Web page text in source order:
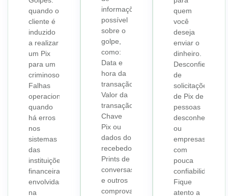
quando o
cliente é
induzido
a realizar
um Pix
para um
criminoso.
Falhas
operacionais:
quando
há erros
nos
sistemas
das
instituições
financeiras
envolvidas
na
informações
possível
sobre o
golpe,
como:
Data e
hora da
transação.
Valor da
transação.
Chave
Pix ou
dados do
recebedor.
Prints de
conversas
e outros
comprovantes.
quem
você
deseja
enviar o
dinheiro.
Desconfie
de
solicitações
de Pix de
pessoas
desconhecidas
ou
empresas
com
pouca
confiabilidade.
Fique
atento a